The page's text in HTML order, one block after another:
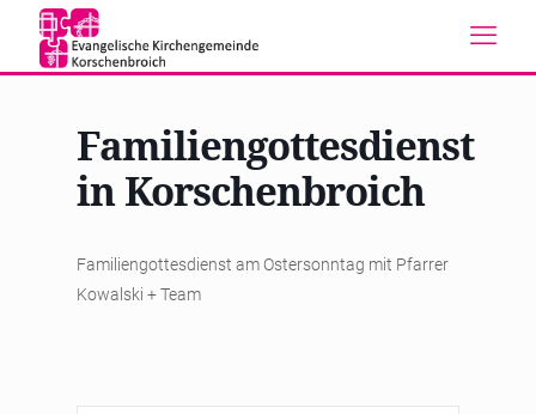
Familiengottesdienst
in Korschenbroich
Familiengottesdienst am Ostersonntag mit Pfarrer
Kowalski + Team